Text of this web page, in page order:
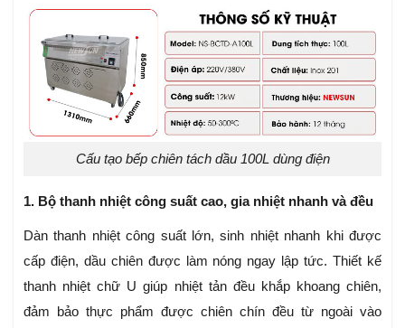
Cấu tạo bếp chiên tách dầu 100L dùng điện
1. Bộ thanh nhiệt công suất cao, gia nhiệt nhanh và đều
Dàn thanh nhiệt công suất lớn, sinh nhiệt nhanh khi được
cấp điện, dầu chiên được làm nóng ngay lập tức. Thiết kế
thanh nhiệt chữ U giúp nhiệt tản đều khắp khoang chiên,
đảm bảo thực phẩm được chiên chín đều từ ngoài vào